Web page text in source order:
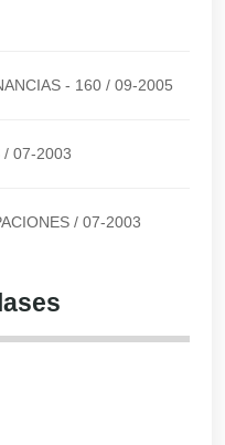
- 160 / 09-2005
/ 07-2003
/ 07-2003